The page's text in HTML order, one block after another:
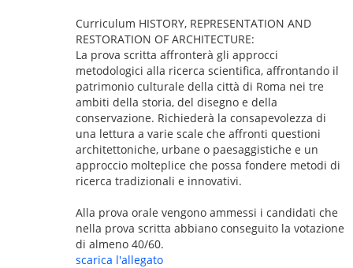
Curriculum HISTORY, REPRESENTATION AND
RESTORATION OF ARCHITECTURE:
La prova scritta affronterà gli approcci
metodologici alla ricerca scientifica, affrontando il
patrimonio culturale della città di Roma nei tre
ambiti della storia, del disegno e della
conservazione. Richiederà la consapevolezza di
una lettura a varie scale che affronti questioni
architettoniche, urbane o paesaggistiche e un
approccio molteplice che possa fondere metodi di
ricerca tradizionali e innovativi.
Alla prova orale vengono ammessi i candidati che
nella prova scritta abbiano conseguito la votazione
di almeno 40/60.
scarica l'allegato